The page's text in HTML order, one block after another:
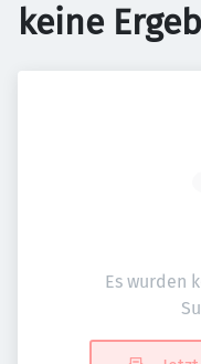
keine
Es wurden